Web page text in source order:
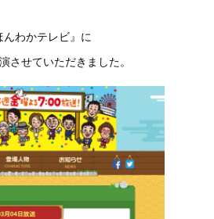
わかテレビ』に
させていただきました。